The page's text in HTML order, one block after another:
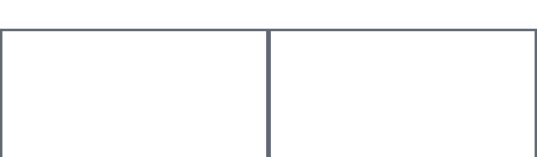
обработку моих Персональных данных